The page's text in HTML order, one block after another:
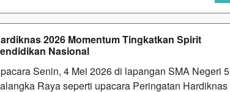
2026 Momentum Tingkatkan Spirit
Nasional
Senin, 4 Mei 2026 di lapangan SMA Negeri 5
Raya seperti upacara Peringatan Hardiknas